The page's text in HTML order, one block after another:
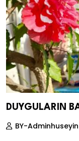
DUYGULARIN
BY-Adminhuseyin